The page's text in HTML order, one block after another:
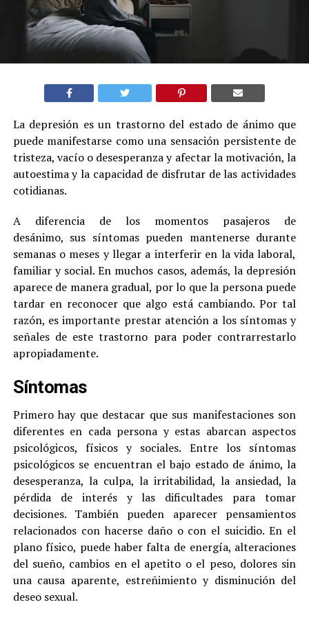
La depresión es un trastorno del estado de ánimo que
puede manifestarse como una sensación persistente de
tristeza, vacío o desesperanza y afectar la motivación, la
autoestima y la capacidad de disfrutar de las actividades
cotidianas.
A diferencia de los momentos pasajeros de
desánimo, sus síntomas pueden mantenerse durante
semanas o meses y llegar a interferir en la vida laboral,
familiar y social. En muchos casos, además, la depresión
aparece de manera gradual, por lo que la persona puede
tardar en reconocer que algo está cambiando. Por tal
razón, es importante prestar atención a los síntomas y
señales de este trastorno para poder contrarrestarlo
apropiadamente.
Síntomas
Primero hay que destacar que sus manifestaciones son
diferentes en cada persona y estas abarcan aspectos
psicológicos, físicos y sociales. Entre los síntomas
psicológicos se encuentran el bajo estado de ánimo, la
desesperanza, la culpa, la irritabilidad, la ansiedad, la
pérdida de interés y las dificultades para tomar
decisiones. También pueden aparecer pensamientos
relacionados con hacerse daño o con el suicidio. En el
plano físico, puede haber falta de energía, alteraciones
del sueño, cambios en el apetito o el peso, dolores sin
una causa aparente, estreñimiento y disminución del
deseo sexual.